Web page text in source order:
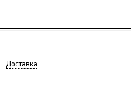
Доставка